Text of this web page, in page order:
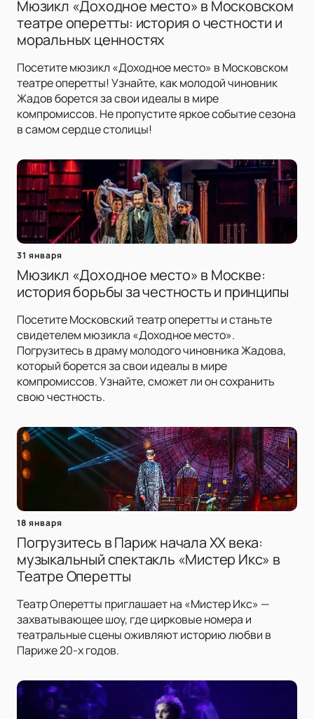
Мюзикл «Доходное место» в Московском
театре оперетты: история о честности и
моральных ценностях
Посетите мюзикл «Доходное место» в Московском
театре оперетты! Узнайте, как молодой чиновник
Жадов борется за свои идеалы в мире
компромиссов. Не пропустите яркое событие сезона
в самом сердце столицы!
31 января
Мюзикл «Доходное место» в Москве:
история борьбы за честность и принципы
Посетите Московский театр оперетты и станьте
свидетелем мюзикла «Доходное место».
Погрузитесь в драму молодого чиновника Жадова,
который борется за свои идеалы в мире
компромиссов. Узнайте, сможет ли он сохранить
свою честность.
18 января
Погрузитесь в Париж начала XX века:
музыкальный спектакль «Мистер Икс» в
Театре Оперетты
Театр Оперетты приглашает на «Мистер Икс» —
захватывающее шоу, где цирковые номера и
театральные сцены оживляют историю любви в
Париже 20-х годов.